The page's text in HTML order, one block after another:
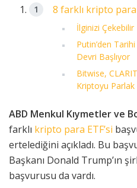
8 farklı kripto para
İlginizi Çekebilir
Putin’den
Devri Başlıyor
Bitwise,
Kriptoyu
ABD Menkul Kıymetler ve
farklı kripto para ETF’si
ertelediğini açıkladı. Bu
Başkanı Donald Trump’ın
başvurusu da vardı.